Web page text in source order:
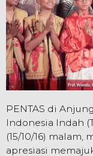
PENTAS di
Indonesia Indah
(15/10/16)
apresiasi